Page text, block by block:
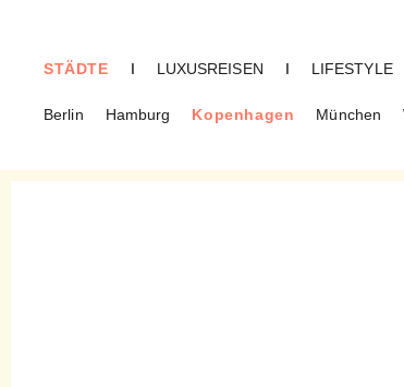
STÄDTE
Berlin Hamburg Kopenhagen München
I LUXUSREISEN I LIFESTYLE